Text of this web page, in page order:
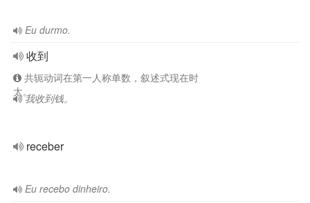
Eu durmo.
收到
共轭动词在第一人称单数，叙述式现在时
太。我收到钱。
receber
Eu recebo dinheiro.